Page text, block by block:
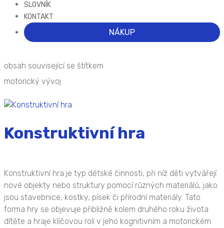
SLOVNÍK
KONTAKT
NÁKUP
obsah související se štítkem
motorický vývoj
Konstruktivní hra
Konstruktivní hra je typ dětské činnosti, při níž děti vytvářejí
nové objekty nebo struktury pomocí různých materiálů, jako
jsou stavebnice, kostky, písek či přírodní materiály. Tato
forma hry se objevuje přibližně kolem druhého roku života
dítěte a hraje klíčovou roli v jeho kognitivním a motorickém